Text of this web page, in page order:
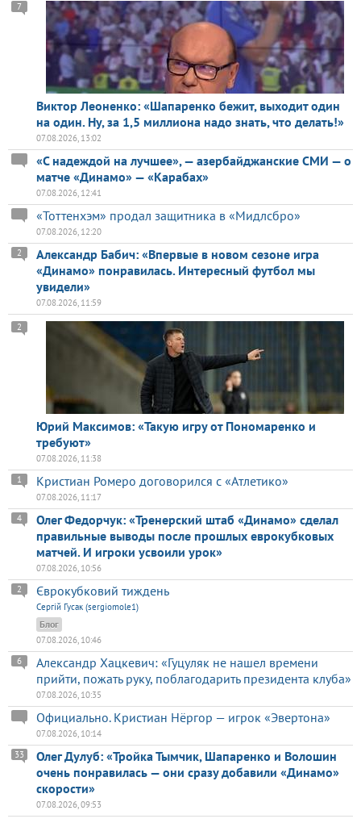
Виктор Леоненко: «Шапаренко бежит, выходит один
на один. Ну, за 1,5 миллиона надо знать, что делать!»
7
07.08.2026, 13:02
«С надеждой на лучшее», — азербайджанские СМИ — о
матче «Динамо» — «Карабах»
07.08.2026, 12:41
«Тоттенхэм» продал защитника в «Мидлсбро»
07.08.2026, 12:20
Александр Бабич: «Впервые в новом сезоне игра
«Динамо» понравилась. Интересный футбол мы
увидели»
2
07.08.2026, 11:59
Юрий Максимов: «Такую игру от Пономаренко и
требуют»
2
07.08.2026, 11:38
Кристиан Ромеро договорился с «Атлетико»
1
07.08.2026, 11:17
Олег Федорчук: «Тренерский штаб «Динамо» сделал
правильные выводы после прошлых еврокубковых
матчей. И игроки усвоили урок»
4
07.08.2026, 10:56
Єврокубковий тиждень
2
Сергій Гусак (sergiomole1)
Блог
07.08.2026, 10:46
Александр Хацкевич: «Гуцуляк не нашел времени
прийти, пожать руку, поблагодарить президента клуба»
6
07.08.2026, 10:35
Официально. Кристиан Нёргор — игрок «Эвертона»
07.08.2026, 10:14
Олег Дулуб: «Тройка Тымчик, Шапаренко и Волошин
очень понравилась — они сразу добавили «Динамо»
скорости»
33
07.08.2026, 09:53